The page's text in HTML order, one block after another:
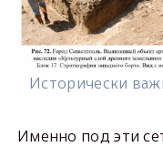
Исторически
Именно под эти